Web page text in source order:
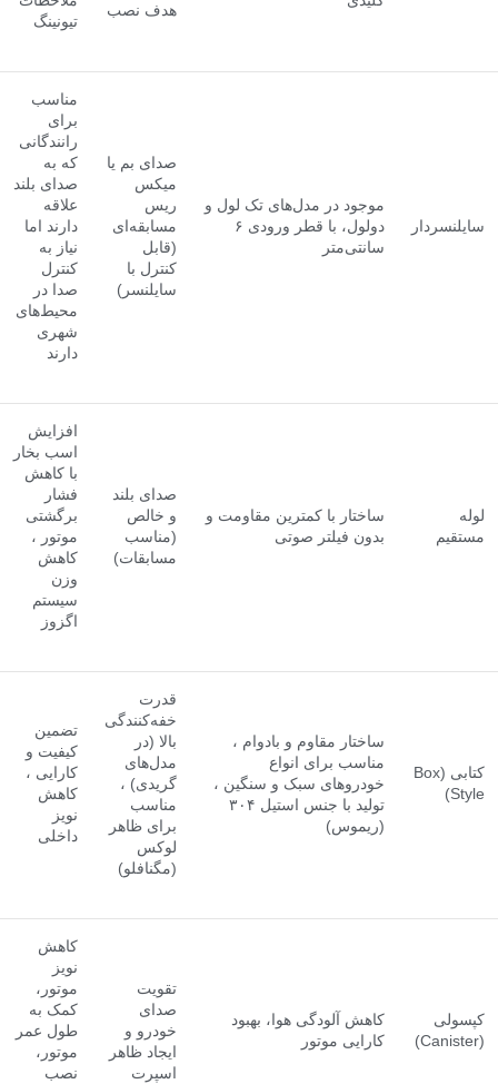
هدف نصب
تیونینگ
سایلنسردار
موجود در مدل‌های تک لول و
دولول، با قطر ورودی ۶
سانتی‌متر
صدای بم یا
میکس
ریس
مسابقه‌ای
(قابل
کنترل با
سایلنسر)
مناسب
برای
رانندگانی
که به
صدای بلند
علاقه
دارند اما
نیاز به
کنترل
صدا در
محیط‌های
شهری
دارند
لوله
مستقیم
ساختار با کمترین مقاومت و
بدون فیلتر صوتی
صدای بلند
و خالص
(مناسب
مسابقات)
افزایش
اسب بخار
با کاهش
فشار
برگشتی
موتور ،
کاهش
وزن
سیستم
اگزوز
کتابی (Box
Style)
ساختار مقاوم و بادوام ،
مناسب برای انواع
خودروهای سبک و سنگین ،
تولید با جنس استیل ۳۰۴
(ریموس)
قدرت
خفه‌کنندگی
بالا (در
مدل‌های
گریدی) ،
مناسب
برای ظاهر
لوکس
(مگنافلو)
تضمین
کیفیت و
کارایی ،
کاهش
نویز
داخلی
کپسولی
(Canister)
کاهش آلودگی هوا، بهبود
کارایی موتور
تقویت
صدای
خودرو و
ایجاد ظاهر
اسپرت
کاهش
نویز
موتور،
کمک به
طول عمر
موتور،
نصب